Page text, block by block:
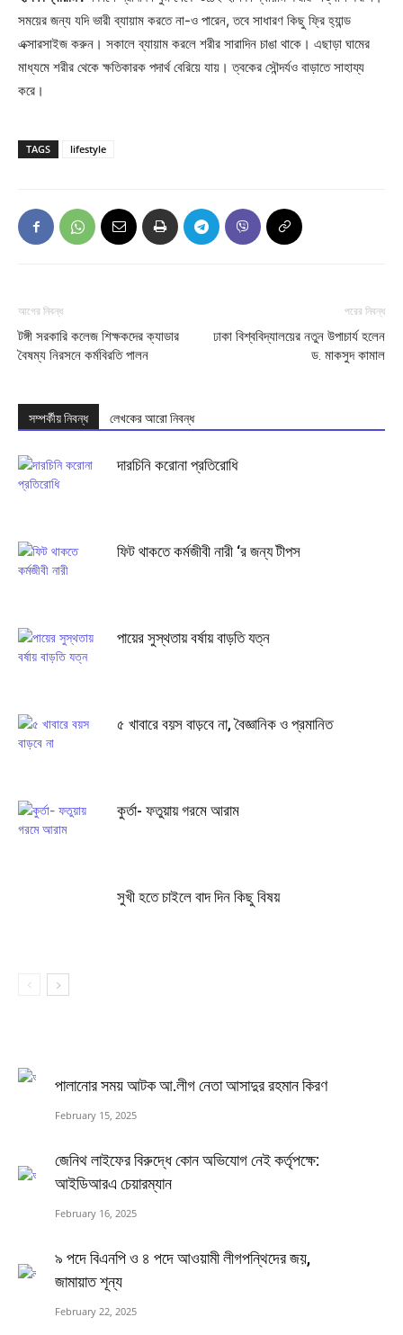
সময়ের জন্য যদি ভারী ব্যায়াম করতে না-ও পারেন, তবে সাধারণ কিছু ফ্রি হ্যান্ড
এক্সারসাইজ করুন। সকালে ব্যায়াম করলে শরীর সারাদিন চাঙা থাকে। এছাড়া ঘামের
মাধ্যমে শরীর থেকে ক্ষতিকারক পদার্থ বেরিয়ে যায়। ত্বকের সৌন্দর্যও বাড়াতে সাহায্য
করে।
TAGS lifestyle
আগের নিবন্ধ
টঙ্গী সরকারি কলেজ শিক্ষকদের ক্যাডার
বৈষম্য নিরসনে কর্মবিরতি পালন
পরের নিবন্ধ
ঢাকা বিশ্ববিদ্যালয়ের নতুন উপাচার্য হলেন
ড. মাকসুদ কামাল
সম্পর্কীয় নিবন্ধ লেখকের আরো নিবন্ধ
দারচিনি করোনা প্রতিরোধি
ফিট থাকতে কর্মজীবী নারী ‘র জন্য টীপস
পায়ের সুস্থতায় বর্ষায় বাড়তি যত্ন
৫ খাবারে বয়স বাড়বে না, বৈজ্ঞানিক ও প্রমানিত
কুর্তা- ফতুয়ায় গরমে আরাম
সুখী হতে চাইলে বাদ দিন কিছু বিষয়
পালানোর সময় আটক আ.লীগ নেতা আসাদুর রহমান কিরণ
February 15, 2025
জেনিথ লাইফের বিরুদ্ধে কোন অভিযোগ নেই কর্তৃপক্ষে:
আইডিআরএ চেয়ারম্যান
February 16, 2025
৯ পদে বিএনপি ও ৪ পদে আওয়ামী লীগপন্থিদের জয়,
জামায়াত শূন্য
February 22, 2025